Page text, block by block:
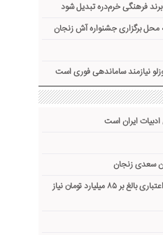
فرهنگی خرم‌دره تبدیل شود
محل برگزاری جشنواره آش زنجان
نیازمند ساماندهی فوری است
ایران است
سعدی زنجان
پروژه ۱۸ ساله زنجان به اعتباری بالغ بر ۸۵ میلیارد تومان نیاز